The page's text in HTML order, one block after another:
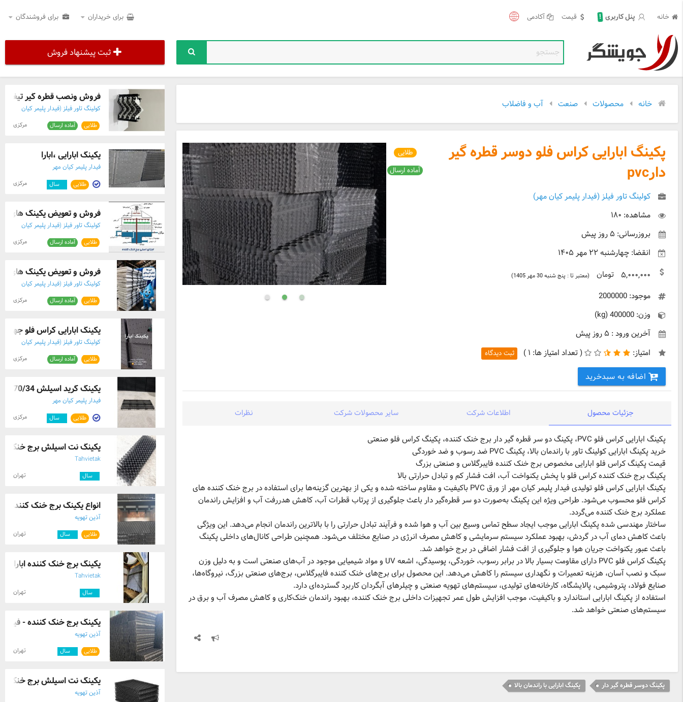
خانه پنل کاربری ! قیمت آکادمی برای خریداران برای فروشندگان
ثبت پیشنهاد فروش
خانه محصولات صنعت آب و فاضلاب
پکینگ ابارایی کراس فلو دوسر قطره گیر
دارpvc
کولینگ تاور فیلز (فیدار پلیمر کیان مهر)
مشاهده: ۱۸۰
بروزرسانی: ۵ روز پیش
انقضا: چهارشنبه ۲۲ مهر ۱۴۰۵
۵,۰۰۰,۰۰۰ تومان (معتبر تا : پنج شنبه 30 مهر 1405)
موجود: 2000000
وزن: 400000 (kg)
آخرین ورود : ۵ روز پیش
امتیاز:
(تعداد امتیاز ها: ۱ ) ثبت دیدگاه
اضافه به سبدخرید
طلایی
آماده ارسال
جزئیات محصول اطلاعات شرکت سایر محصولات شرکت نظرات
پکینگ ابارایی کراس فلو تولیدی فیدار پلیمر کیان مهر از ورق PVC باکیفیت و مقاوم ساخته شده و یکی از بهترین گزینه‌ها برای استفاده در برج خنک کننده‌ های
کراس فلو محسوب می‌شود. طراحی ویژه این پکینگ به‌صورت دو سر قطره‌گیر دار باعث جلوگیری از پرتاب قطرات آب، کاهش هدررفت آب و افزایش راندمان
ساختار مهندسی شده پکینگ ابارایی موجب ایجاد سطح تماس وسیع بین آب و هوا شده و فرآیند تبادل حرارتی را با بالاترین راندمان انجام می‌دهد. این ویژگی
باعث کاهش دمای آب در گردش، بهبود عملکرد سیستم سرمایشی و کاهش مصرف انرژی در صنایع مختلف می‌شود. همچنین طراحی کانال‌های داخلی پکینگ
پکینگ کراس فلو PVC دارای مقاومت بسیار بالا در برابر رسوب، خوردگی، پوسیدگی، اشعه UV و مواد شیمیایی موجود در آب‌های صنعتی است و به دلیل وزن
سبک و نصب آسان، هزینه تعمیرات و نگهداری سیستم را کاهش می‌دهد. این محصول برای برج‌های خنک کننده فایبرگلاس، برج‌های صنعتی بزرگ، نیروگاه‌ها،
استفاده از پکینگ ابارایی استاندارد و باکیفیت، موجب افزایش طول عمر تجهیزات داخلی برج خنک کننده، بهبود راندمان خنک‌کاری و کاهش مصرف آب و برق در
سیستم‌های صنعتی خواهد شد.
پکینگ دوسر قطره گیر دار پکینگ ابارایی با راندمان بالا
فروش ونصب قطره گیر تیغه ای
کولینگ تاور فیلز (فیدار پلیمر کیان
طلایی آماده ارسال مرکزی
پکینگ ابارایی ،ابارا
فیدار پلیمر کیان مهر
طلایی سال مرکزی
فروش و تعویض پکینگ های
کولینگ تاور فیلز (فیدار پلیمر کیان
طلایی آماده ارسال مرکزی
فروش و تعویض پکینگ های
کولینگ تاور فیلز (فیدار پلیمر کیان
طلایی آماده ارسال مرکزی
پکینگ ابارایی کراس فلو جهت
کولینگ تاور فیلز (فیدار پلیمر کیان
طلایی آماده ارسال مرکزی
پکینگ گرید اسپلش 70/34 ، نت اسپلش NC20 ، ...
فیدار پلیمر کیان مهر
طلایی سال مرکزی
پکینگ نت اسپلش برج خنک
Tahvietak
سال تهران
انواع پکینگ برج خنک کننده
آذین تهویه
طلایی سال تهران
پکینگ برج خنک کننده ابارا
Tahvietak
سال تهران
پکینگ برج خنک کننده -
آذین تهویه
طلایی سال تهران
پکینگ نت اسپلش برج خنک
آذین تهویه